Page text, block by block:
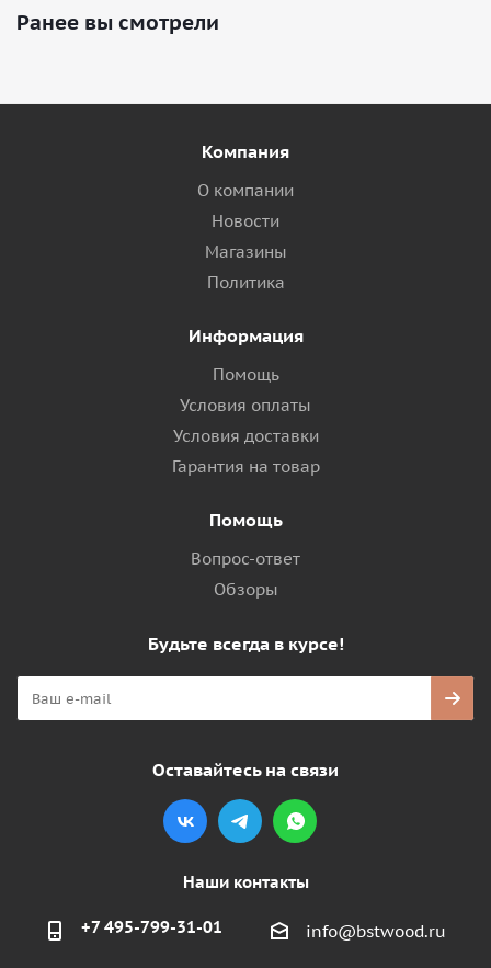
Ранее вы смотрели
Компания
О компании
Новости
Магазины
Политика
Информация
Помощь
Условия оплаты
Условия доставки
Гарантия на товар
Помощь
Вопрос-ответ
Обзоры
Будьте всегда в курсе!
Оставайтесь на связи
Наши контакты
+7 495-799-31-01 info@bstwood.ru